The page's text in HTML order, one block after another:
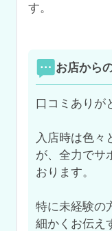
お店から
口コミありが
入店時は色々
が、全力でサ
おります。
特に未経験の
細かくお伝え